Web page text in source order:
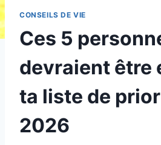
CONSEILS DE VIE
Ces 5
devraient être
ta liste de
2026